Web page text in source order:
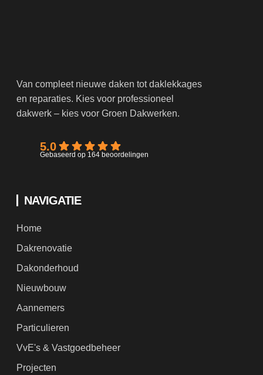
Van compleet nieuwe daken tot daklekkages
en reparaties. Kies voor professioneel
dakwerk – kies voor Groen Dakwerken.
5.0
Gebaseerd op 164 beoordelingen
NAVIGATIE
Home
Dakrenovatie
Dakonderhoud
Nieuwbouw
Aannemers
Particulieren
VvE's & Vastgoedbeheer
Projecten